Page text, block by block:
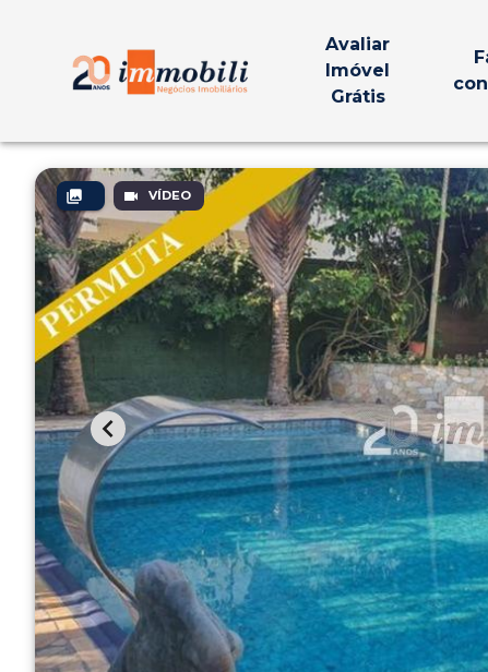
Avaliar
Imóvel
Grátis
VÍDEO